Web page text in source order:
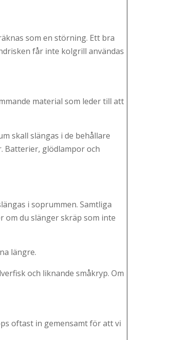
som en störning. Ett bra
får inte kolgrill användas
material som leder till att
skall slängas i de behållare
Batterier, glödlampor och
i soprummen. Samtliga
du slänger skräp som inte
längre.
och liknande småkryp. Om
oftast in gemensamt för att vi